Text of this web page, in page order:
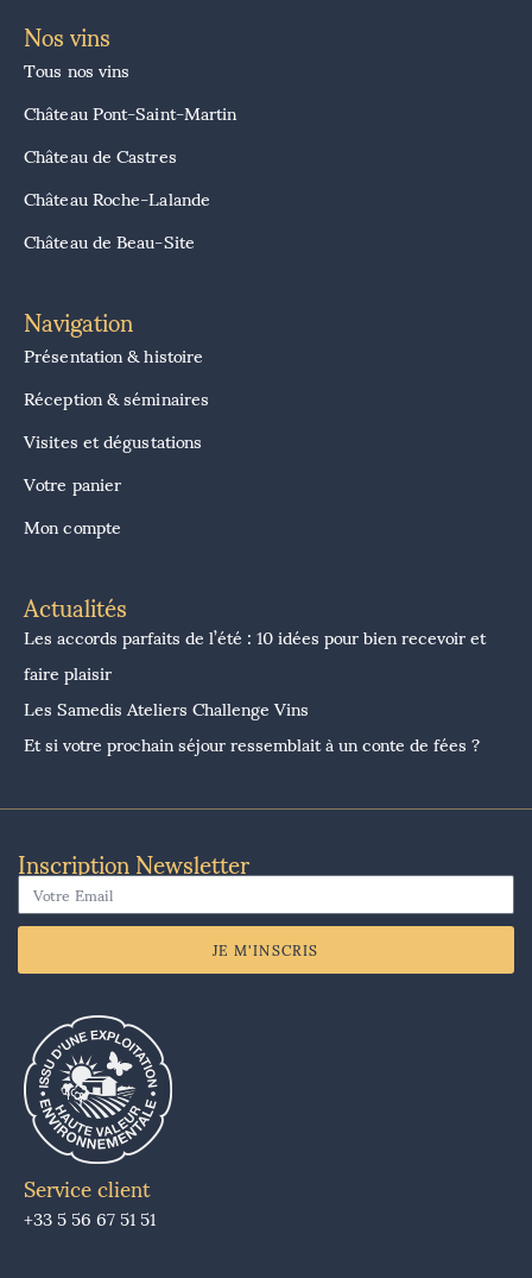
Nos vins
Tous nos vins
Château Pont-Saint-Martin
Château de Castres
Château Roche-Lalande
Château de Beau-Site
Navigation
Présentation & histoire
Réception & séminaires
Visites et dégustations
Votre panier
Mon compte
Actualités
Les accords parfaits de l’été : 10 idées pour bien recevoir et
faire plaisir
Les Samedis Ateliers Challenge Vins
Et si votre prochain séjour ressemblait à un conte de fées ?
Inscription Newsletter
JE M'INSCRIS
Service client
+33 5 56 67 51 51